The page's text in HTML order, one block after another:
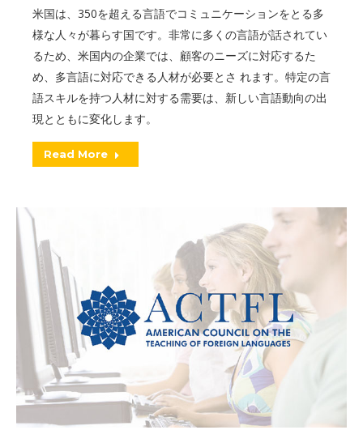
米国は、350を超える言語でコミュニケーションをとる多
様な人々が暮らす国です。非常に多くの言語が話されてい
るため、米国内の企業では、顧客のニーズに対応するた
め、多言語に対応できる人材が必要とさ れます。特定の言
語スキルを持つ人材に対する需要は、新しい言語動向の出
現とともに変化します。
Read More